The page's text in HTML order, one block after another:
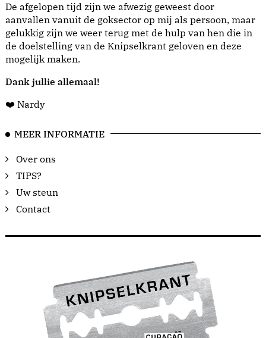
De afgelopen tijd zijn we afwezig geweest door
aanvallen vanuit de goksector op mij als persoon, maar
gelukkig zijn we weer terug met de hulp van hen die in
de doelstelling van de Knipselkrant geloven en deze
mogelijk maken.
Dank jullie allemaal!
❤️ Nardy
MEER INFORMATIE
Over ons
TIPS?
Uw steun
Contact